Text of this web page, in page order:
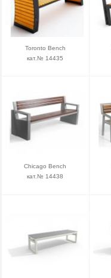
Toronto Bench
кат.№ 14435
Chicago Bench
кат.№ 14438